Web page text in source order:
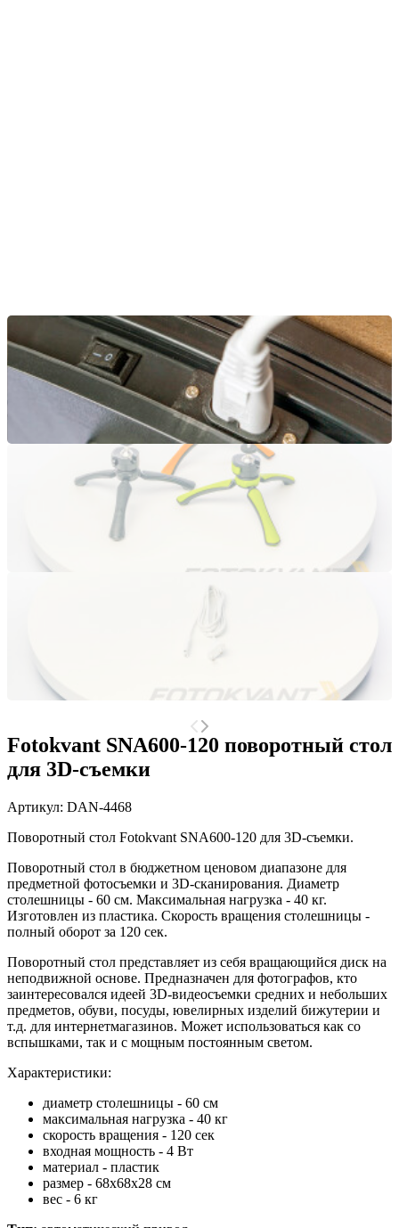
Fotokvant SNA600-120 поворотный стол
для 3D-съемки
Артикул: DAN-4468
Поворотный стол Fotokvant SNA600-120 для 3D-съемки.
Поворотный стол в бюджетном ценовом диапазоне для
предметной фотосъемки и 3D-сканирования. Диаметр
столешницы - 60 см. Максимальная нагрузка - 40 кг.
Изготовлен из пластика. Скорость вращения столешницы -
полный оборот за 120 сек.
Поворотный стол представляет из себя вращающийся диск на
неподвижной основе. Предназначен для фотографов, кто
заинтересовался идеей 3D-видеосъемки средних и небольших
предметов, обуви, посуды, ювелирных изделий бижутерии и
т.д. для интернетмагазинов. Может использоваться как со
вспышками, так и с мощным постоянным светом.
Характеристики:
диаметр столешницы - 60 см
максимальная нагрузка - 40 кг
скорость вращения - 120 сек
входная мощность - 4 Вт
материал - пластик
размер - 68х68х28 см
вес - 6 кг